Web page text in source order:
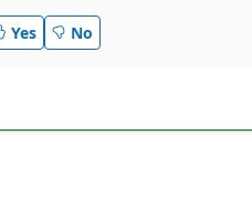
Yes No